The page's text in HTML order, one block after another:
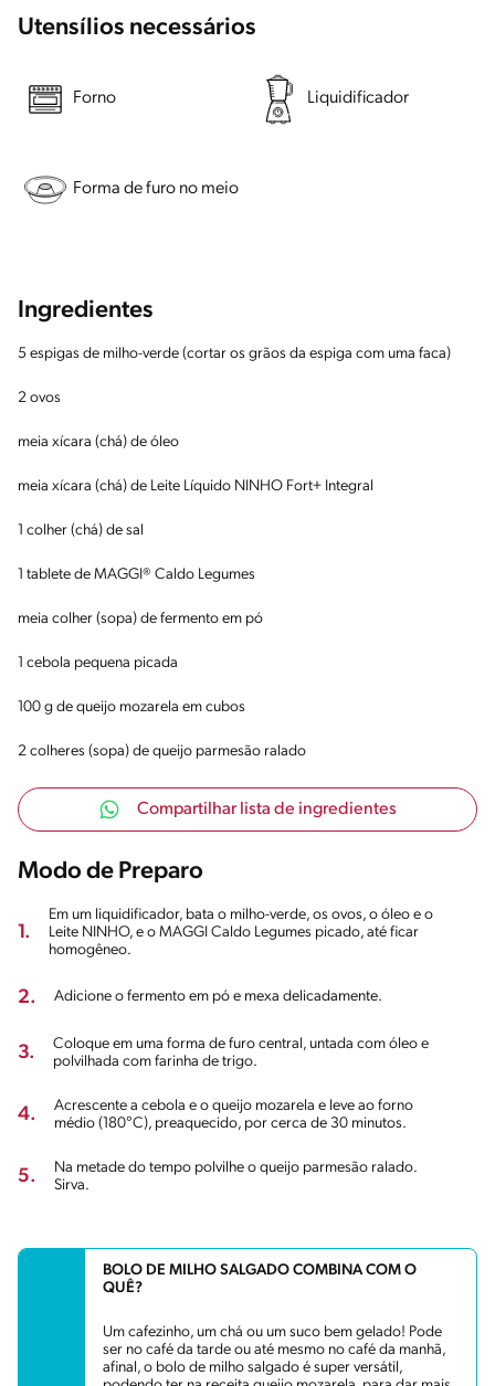
Utensílios necessários
Forno Liquidificador
Forma de furo no meio
Ingredientes
5 espigas de milho-verde (cortar os grãos da espiga com uma faca)
2 ovos
meia xícara (chá) de óleo
meia xícara (chá) de Leite Líquido NINHO Fort+ Integral
1 colher (chá) de sal
1 tablete de MAGGI® Caldo Legumes
meia colher (sopa) de fermento em pó
1 cebola pequena picada
100 g de queijo mozarela em cubos
2 colheres (sopa) de queijo parmesão ralado
Compartilhar lista de ingredientes
Modo de Preparo
1.
Em um liquidificador, bata o milho-verde, os ovos, o óleo e o
Leite NINHO, e o MAGGI Caldo Legumes picado, até ficar
homogêneo.
2. Adicione o fermento em pó e mexa delicadamente.
3.
Coloque em uma forma de furo central, untada com óleo e
polvilhada com farinha de trigo.
4.
Acrescente a cebola e o queijo mozarela e leve ao forno
médio (180°C), preaquecido, por cerca de 30 minutos.
5.
Na metade do tempo polvilhe o queijo parmesão ralado.
Sirva.
BOLO DE MILHO SALGADO COMBINA COM O
QUÊ?
Um cafezinho, um chá ou um suco bem gelado! Pode
ser no café da tarde ou até mesmo no café da manhã,
afinal, o bolo de milho salgado é super versátil,